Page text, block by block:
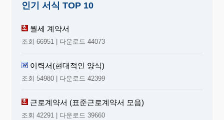
인기 서식 TOP 10
월세 계약서
조회 66951 | 다운로드 44073
이력서(현대적인 양식)
조회 54980 | 다운로드 42399
근로계약서 (표준근로계약서 모음)
조회 42291 | 다운로드 39660